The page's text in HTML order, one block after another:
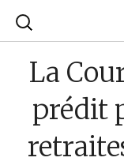
Rechercher
Placements
La
prédit